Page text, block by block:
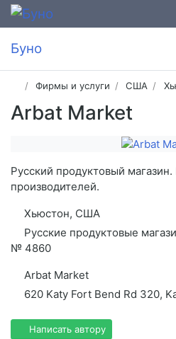
Буно
Фирмы и услуги США
Arbat Market
Русский продуктовый
производителей.
Хьюстон, США
Русские продуктовые
№ 4860
Arbat Market
620 Katy Fort Bend Rd 320,
Написать автору